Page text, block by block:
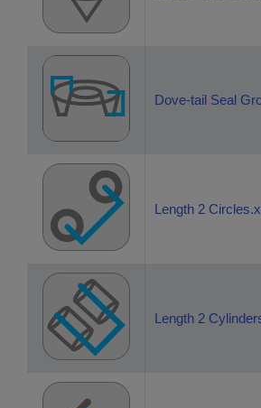
Dove-tail Seal
Length 2
Length 2